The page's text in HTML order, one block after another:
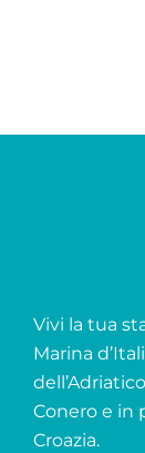
Vivi la tua
Marina
Conero e in
Croazia.